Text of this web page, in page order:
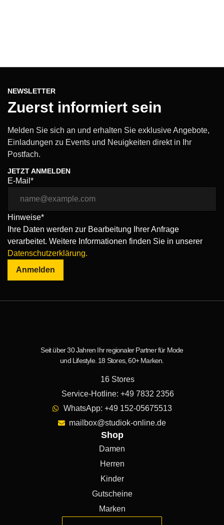
NEWSLETTER
Zuerst informiert sein
Melden Sie sich an und erhalten Sie exklusive Angebote,
Einladungen zu Events und Neuigkeiten direkt in Ihr
Postfach.
JETZT ANMELDEN
E-Mail*
Hinweise*
Ihre Daten werden zur Bearbeitung Ihrer Anfrage
verarbeitet. Weitere Informationen finden Sie in unserer
Datenschutzerklärung.
Anmelden
Seit über 30 Jahren Ihr regionaler Partner für Mode
und Lifestyle. 18 Stores, 60+ Marken.
16 Stores
Service-Hotline: +49 7832 2356
WhatsApp: +49 152-05675513
mailbox@studiok-online.de
Shop
Damen
Herren
Kinder
Gutscheine
Marken